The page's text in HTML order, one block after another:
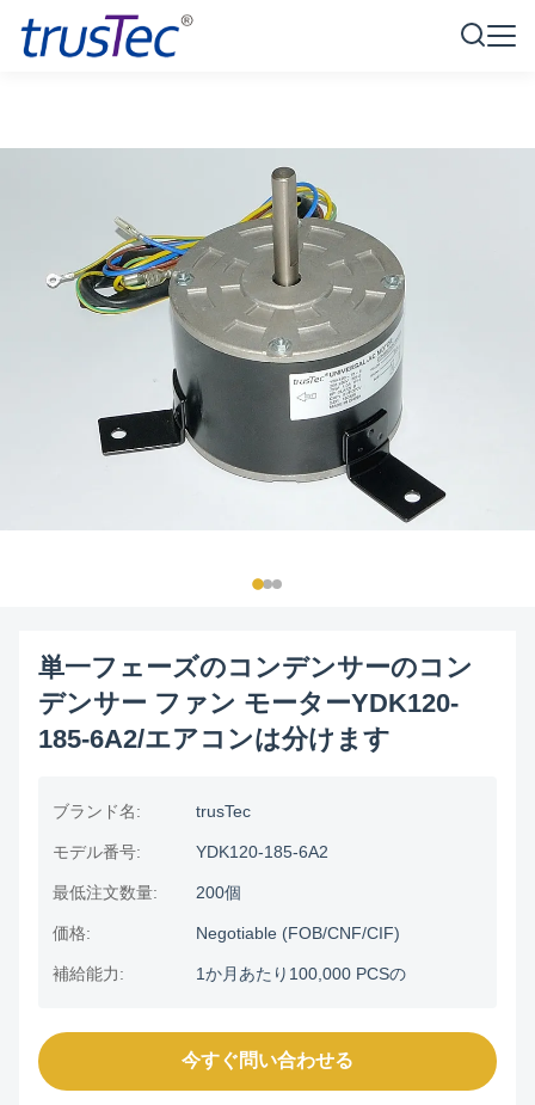
単一フェーズのコンデンサーのコン
デンサー ファン モーターYDK120-
185-6A2/エアコンは分けます
ブランド名: trusTec
モデル番号: YDK120-185-6A2
最低注文数量: 200個
価格: Negotiable (FOB/CNF/CIF)
補給能力: 1か月あたり100,000 PCSの
今すぐ問い合わせる